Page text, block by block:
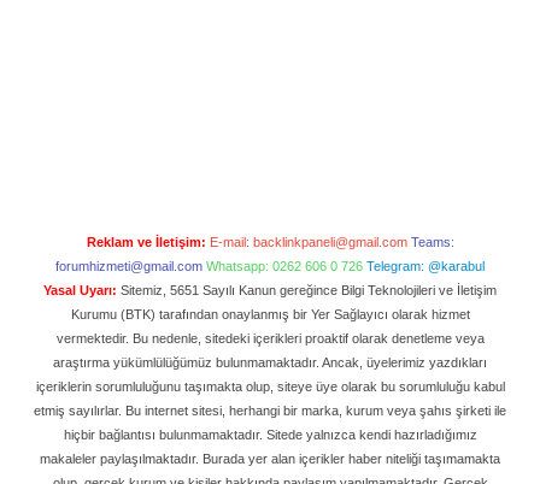
Reklam ve İletişim: E-mail: backlinkpaneli@gmail.com Teams:
forumhizmeti@gmail.com Whatsapp: 0262 606 0 726 Telegram: @karabul
Yasal Uyarı: Sitemiz, 5651 Sayılı Kanun gereğince Bilgi Teknolojileri ve İletişim
Kurumu (BTK) tarafından onaylanmış bir Yer Sağlayıcı olarak hizmet
vermektedir. Bu nedenle, sitedeki içerikleri proaktif olarak denetleme veya
araştırma yükümlülüğümüz bulunmamaktadır. Ancak, üyelerimiz yazdıkları
içeriklerin sorumluluğunu taşımakta olup, siteye üye olarak bu sorumluluğu kabul
etmiş sayılırlar. Bu internet sitesi, herhangi bir marka, kurum veya şahıs şirketi ile
hiçbir bağlantısı bulunmamaktadır. Sitede yalnızca kendi hazırladığımız
makaleler paylaşılmaktadır. Burada yer alan içerikler haber niteliği taşımamakta